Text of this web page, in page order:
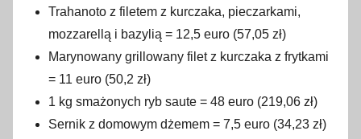
Trahanoto z filetem z kurczaka, pieczarkami,
mozzarellą i bazylią = 12,5 euro (57,05 zł)
Marynowany grillowany filet z kurczaka z frytkami
= 11 euro (50,2 zł)
1 kg smażonych ryb saute = 48 euro (219,06 zł)
Sernik z domowym dżemem = 7,5 euro (34,23 zł)